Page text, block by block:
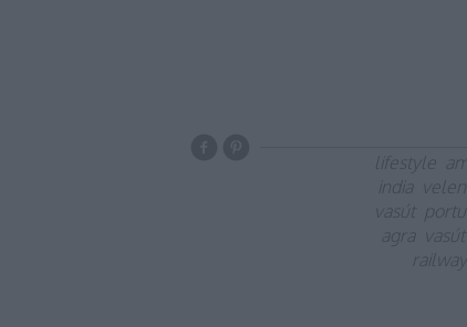
lifestyle
india
vasút
agra
railway